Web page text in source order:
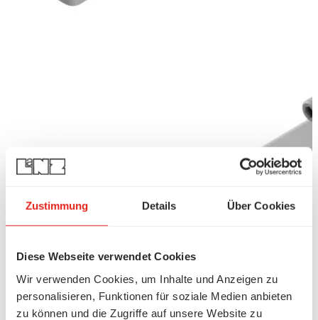
Zustimmung Details Über Cookies
Diese Webseite verwendet Cookies
Wir verwenden Cookies, um Inhalte und Anzeigen zu
personalisieren, Funktionen für soziale Medien anbieten
zu können und die Zugriffe auf unsere Website zu